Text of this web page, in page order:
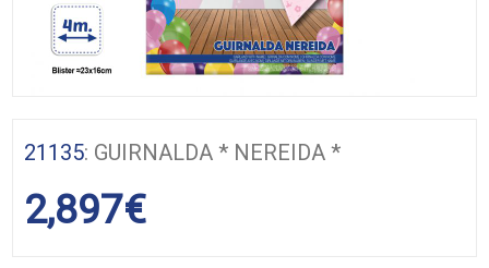
21135: GUIRNALDA * NEREIDA *
2,897€